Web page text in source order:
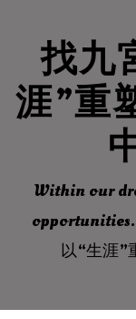
找九
涯”重
Within our
opportunities.
以“生涯”